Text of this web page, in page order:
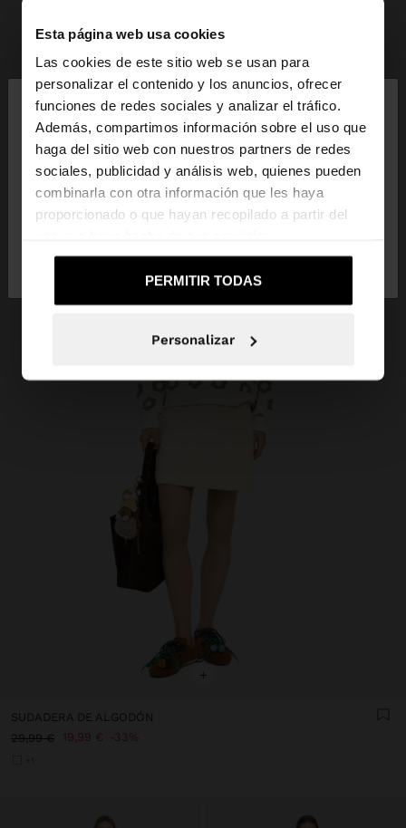
Esta página web usa cookies
Las cookies de este sitio web se usan para
personalizar el contenido y los anuncios, ofrecer
funciones de redes sociales y analizar el tráfico.
Además, compartimos información sobre el uso que
haga del sitio web con nuestros partners de redes
sociales, publicidad y análisis web, quienes pueden
combinarla con otra información que les haya
proporcionado o que hayan recopilado a partir del
PERMITIR TODAS
Personalizar
hola
Estás accediendo a la web de España. ¿Quieres ir a
la web de United States?
+
SUDADERA DE ALGODÓN
29,99 €
19,99 € 33%